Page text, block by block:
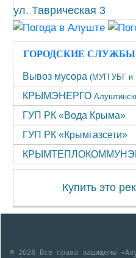
ГОРОДСКИЕ СЛУЖБЫ
Вывоз мусора (МУП УБГ и
КРЫМЭНЕРГО
ГУП РК «Вода Крыма»
ГУП РК «Крымгазсети»
Купить это
© 2026 Все права защищены